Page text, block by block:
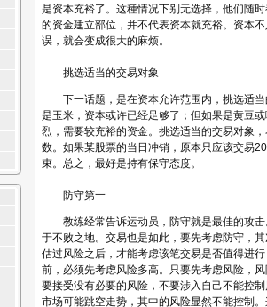
是资本充裕了。这種情况下别无选择，他们随
的资金建立部位，并不代表资本就充裕。资本
误，就会变成很大的麻烦。
挑选适当的交易对象
下一话题，是在资本允许范围内，挑选适当
是玉米，资本或许已经足够了；但如果是黄豆
烈，需要较充裕的资金。挑选适当的交易对象
数。如果某股票的当日冲销，原本只应该交易
束。总之，最好是持有保守态度。
防守第一
教练经常告诉运动员，防守就是最佳的攻击
于不败之地。交易也是如此，要先考虑防守，
估过风险之后，才能考虑该笔交易是否值得进
前，必须先考虑风险多高。只要先考虑风险，
要接受没有必要的风险，不要涉入自己不能控
市场可能跳空走势，其中的风险显然不能控制